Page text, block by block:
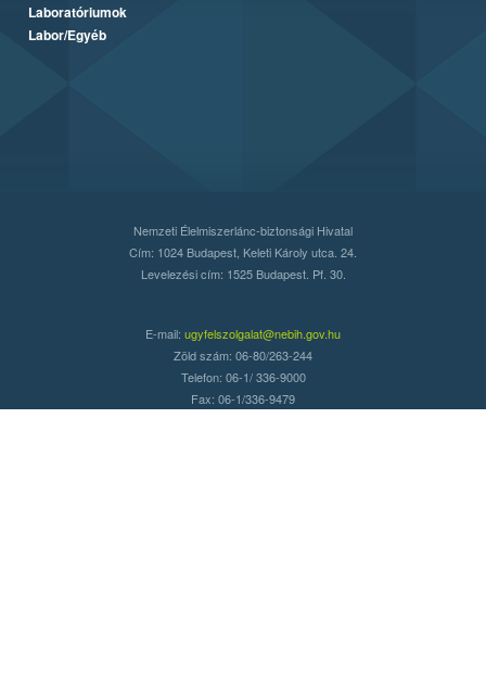
Laboratóriumok
Labor/Egyéb
Nemzeti Élelmiszerlánc-biztonsági Hivatal
Cím: 1024 Budapest, Keleti Károly utca. 24.
Levelezési cím: 1525 Budapest. Pf. 30.
E-mail: ugyfelszolgalat@nebih.gov.hu
Zöld szám: 06-80/263-244
Telefon: 06-1/ 336-9000
Fax: 06-1/336-9479